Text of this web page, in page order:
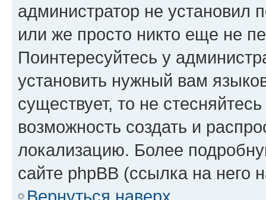
администратор не установил
или же просто никто еще не
Поинтересуйтесь у
установить нужный вам
существует, то не
возможность создать и
локализацию. Более
сайте phpBB (ссылка на него
Вернуться наверх